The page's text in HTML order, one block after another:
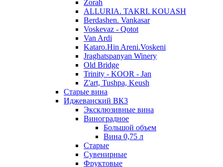
Zorah
ALLURIA. TAKRI. KOUASH
Berdashen. Vankasar
Voskevaz - Qotot
Van Ardi
Kataro.Hin Areni.Voskeni
Jraghatspanyan Winery
Old Bridge
Trinity - KOOR - Jan
Z'art, Tushpa, Keush
Старые вина
Иджеванский ВК3
Эксклюзивные вина
Виноградное
Большой объем
Вина 0,75 л
Старые
Сувенирные
Фруктовые